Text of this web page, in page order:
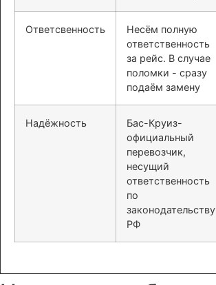
Ответсвенность
Несём полную
ответственность
за рейс. В случае
поломки - сразу
подаём замену
Надёжность
Бас-Круиз-
официальный
перевозчик,
несущий
ответственность
по
законодательству
РФ